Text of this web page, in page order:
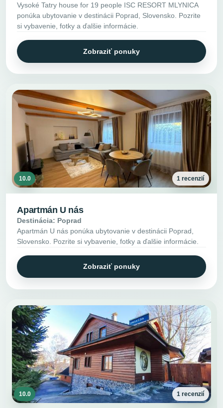
Vysoké Tatry house for 19 people ISC RESORT MLYNICA
ponúka ubytovanie v destinácii Poprad, Slovensko. Pozrite
si vybavenie, fotky a ďalšie informácie.
Zobraziť ponuky
10.0 1 recenzií
Apartmán U nás
Destinácia: Poprad
Apartmán U nás ponúka ubytovanie v destinácii Poprad,
Slovensko. Pozrite si vybavenie, fotky a ďalšie informácie.
Zobraziť ponuky
10.0 1 recenzií